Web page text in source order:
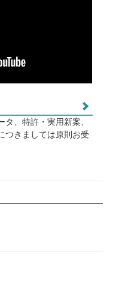
、特許・実用新案、
つきましては原則お受
ン、星のカービィな
リーンショットなどを